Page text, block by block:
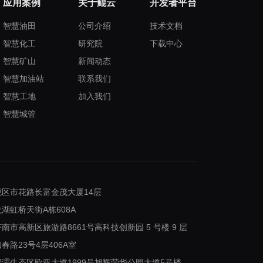
应用案例
智慧油田
智慧化工
智慧矿山
智慧加油站
智慧工地
智慧城管
关于鲲云
公司介绍
研究院
新闻动态
联系我们
加入我们
开发者平台
技术文档
下载中心
市花路长富金茂大厦14层
虹桥天街A栋608A
市高新区旅游路8661号高科技创新园 5 号楼 9 层
路23号4层406A室